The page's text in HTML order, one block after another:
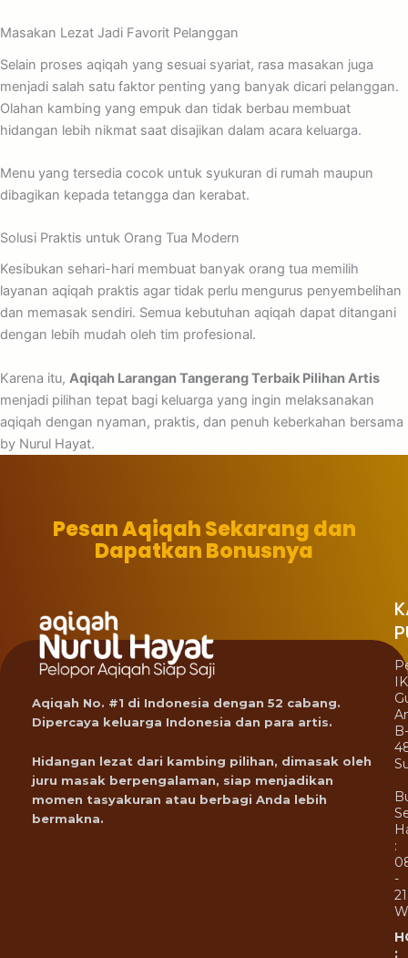
Masakan Lezat Jadi Favorit Pelanggan
Selain proses aqiqah yang sesuai syariat, rasa masakan juga
menjadi salah satu faktor penting yang banyak dicari pelanggan.
Olahan kambing yang empuk dan tidak berbau membuat
hidangan lebih nikmat saat disajikan dalam acara keluarga.
Menu yang tersedia cocok untuk syukuran di rumah maupun
dibagikan kepada tetangga dan kerabat.
Solusi Praktis untuk Orang Tua Modern
Kesibukan sehari-hari membuat banyak orang tua memilih
layanan aqiqah praktis agar tidak perlu mengurus penyembelihan
dan memasak sendiri. Semua kebutuhan aqiqah dapat ditangani
dengan lebih mudah oleh tim profesional.
Karena itu, Aqiqah Larangan Tangerang Terbaik Pilihan Artis
menjadi pilihan tepat bagi keluarga yang ingin melaksanakan
aqiqah dengan nyaman, praktis, dan penuh keberkahan bersama
by Nurul Hayat.
Pesan Aqiqah Sekarang dan
Dapatkan Bonusnya
Aqiqah No. #1 di Indonesia dengan 52 cabang.
Dipercaya keluarga Indonesia dan para artis.
Hidangan lezat dari kambing pilihan, dimasak oleh
juru masak berpengalaman, siap menjadikan
momen tasyakuran atau berbagi Anda lebih
bermakna.
B-
:
-
: